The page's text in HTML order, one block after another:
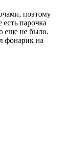
поэтому
парочка
еще не было.
фонарик на